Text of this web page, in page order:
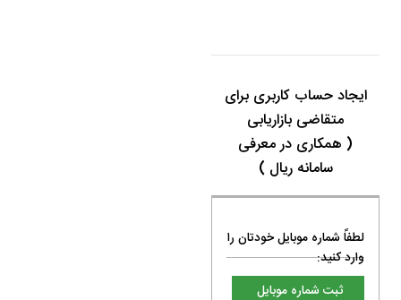
ایجاد حساب کاربری برای
متقاضی بازاریابی
( همکاری در معرفی
سامانه ریال )
لطفاً شماره موبایل خودتان را
وارد کنید: